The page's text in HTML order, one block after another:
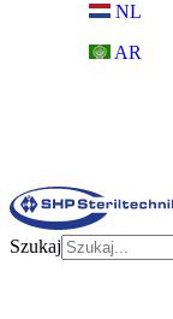
NL
AR
Szukaj